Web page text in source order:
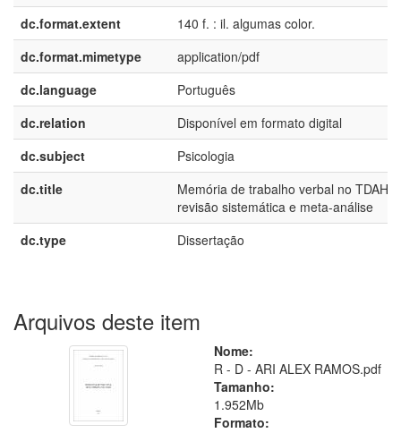
dc.format.extent
140 f. : il. algumas color.
dc.format.mimetype
application/pdf
dc.language
Português
dc.relation
Disponível em formato digital
dc.subject
Psicologia
dc.title
Memória de trabalho verbal no TDAH :
revisão sistemática e meta-análise
dc.type
Dissertação
Arquivos deste item
Nome:
R - D - ARI ALEX RAMOS.pdf
Tamanho:
1.952Mb
Formato: